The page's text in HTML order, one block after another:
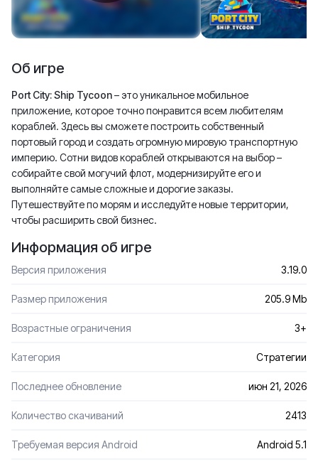
Об игре
Port City: Ship Tycoon– это уникальное мобильное
приложение, которое точно понравится всем любителям
кораблей. Здесь вы сможете построить собственный
портовый город и создать огромную мировую транспортную
империю. Сотни видов кораблей открываются на выбор –
собирайте свой могучий флот, модернизируйте его и
выполняйте самые сложные и дорогие заказы.
Путешествуйте по морям и исследуйте новые территории,
чтобы расширить свой бизнес.
Информация об игре
Версия приложения 3.19.0
Размер приложения 205.9 Mb
Возрастные ограничения 3+
Категория Стратегии
Последнее обновление июн 21, 2026
Количество скачиваний 2413
Требуемая версия Android Android 5.1